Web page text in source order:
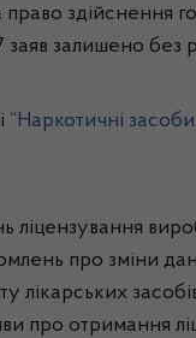
право здійснення
заяв залишено без
“Наркотичні
про зміни
лікарських
про отримання